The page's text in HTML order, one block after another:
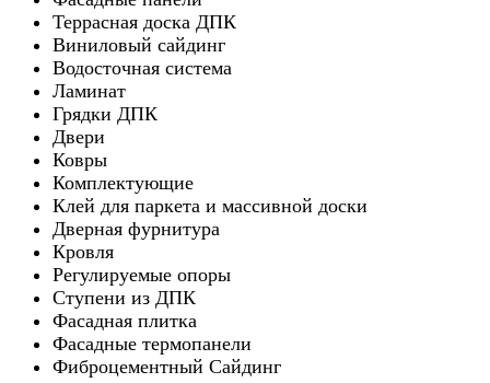
Террасная доска ДПК
Виниловый сайдинг
Водосточная система
Ламинат
Грядки ДПК
Двери
Ковры
Комплектующие
Клей для паркета и массивной доски
Дверная фурнитура
Кровля
Регулируемые опоры
Ступени из ДПК
Фасадная плитка
Фасадные термопанели
Фиброцементный Сайдинг